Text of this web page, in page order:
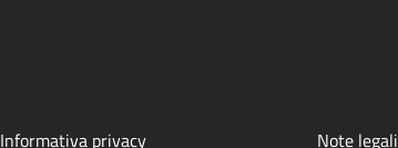
Informativa privacy Note legali